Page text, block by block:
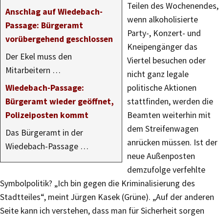
Anschlag auf Wiedebach-
Passage: Bürgeramt
vorübergehend geschlossen
Der Ekel muss den
Mitarbeitern …
Wiedebach-Passage:
Bürgeramt wieder geöffnet,
Polizeiposten kommt
Das Bürgeramt in der
Wiedebach-Passage …
Teilen des Wochenendes,
wenn alkoholisierte
Party-, Konzert- und
Kneipengänger das
Viertel besuchen oder
nicht ganz legale
politische Aktionen
stattfinden, werden die
Beamten weiterhin mit
dem Streifenwagen
anrücken müssen. Ist der
neue Außenposten
demzufolge verfehlte
Symbolpolitik? „Ich bin gegen die Kriminalisierung des
Stadtteiles“, meint Jürgen Kasek (Grüne). „Auf der anderen
Seite kann ich verstehen, dass man für Sicherheit sorgen